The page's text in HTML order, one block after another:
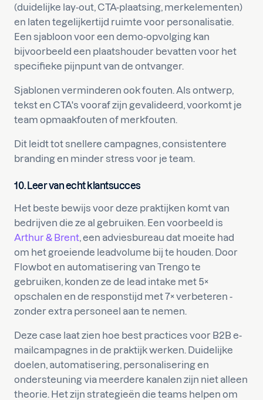
(duidelijke lay-out, CTA-plaatsing, merkelementen)
en laten tegelijkertijd ruimte voor personalisatie.
Een sjabloon voor een demo-opvolging kan
bijvoorbeeld een plaatshouder bevatten voor het
specifieke pijnpunt van de ontvanger.
Sjablonen verminderen ook fouten. Als ontwerp,
tekst en CTA's vooraf zijn gevalideerd, voorkomt je
team opmaakfouten of merkfouten.
Dit leidt tot snellere campagnes, consistentere
branding en minder stress voor je team.
10. Leer van echt klantsucces
Het beste bewijs voor deze praktijken komt van
bedrijven die ze al gebruiken. Een voorbeeld is
Arthur & Brent, een adviesbureau dat moeite had
om het groeiende leadvolume bij te houden. Door
Flowbot en automatisering van Trengo te
gebruiken, konden ze de lead intake met 5×
opschalen en de responstijd met 7× verbeteren -
zonder extra personeel aan te nemen.
Deze case laat zien hoe best practices voor B2B e-
mailcampagnes in de praktijk werken. Duidelijke
doelen, automatisering, personalisering en
ondersteuning via meerdere kanalen zijn niet alleen
theorie. Het zijn strategieën die teams helpen om